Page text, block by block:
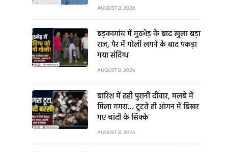
AUGUST 8, 2026
बड़कागांव में मुठभेड़ के बाद खुला बड़ा
राज, पैर में गोली लगने के बाद पकड़ा
गया संदिग्ध
AUGUST 8, 2026
बारिश में ढही पुरानी दीवार, मलबे में
मिला गगरा… टूटते ही आंगन में बिखर
गए चांदी के सिक्के
AUGUST 8, 2026